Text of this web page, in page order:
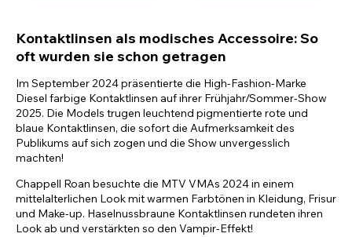
Kontaktlinsen als modisches Accessoire: So
oft wurden sie schon getragen
Im September 2024 präsentierte die High-Fashion-Marke
Diesel farbige Kontaktlinsen auf ihrer Frühjahr/Sommer-Show
2025. Die Models trugen leuchtend pigmentierte rote und
blaue Kontaktlinsen, die sofort die Aufmerksamkeit des
Publikums auf sich zogen und die Show unvergesslich
machten!
Chappell Roan besuchte die MTV VMAs 2024 in einem
mittelalterlichen Look mit warmen Farbtönen in Kleidung, Frisur
und Make-up. Haselnussbraune Kontaktlinsen rundeten ihren
Look ab und verstärkten so den Vampir-Effekt!